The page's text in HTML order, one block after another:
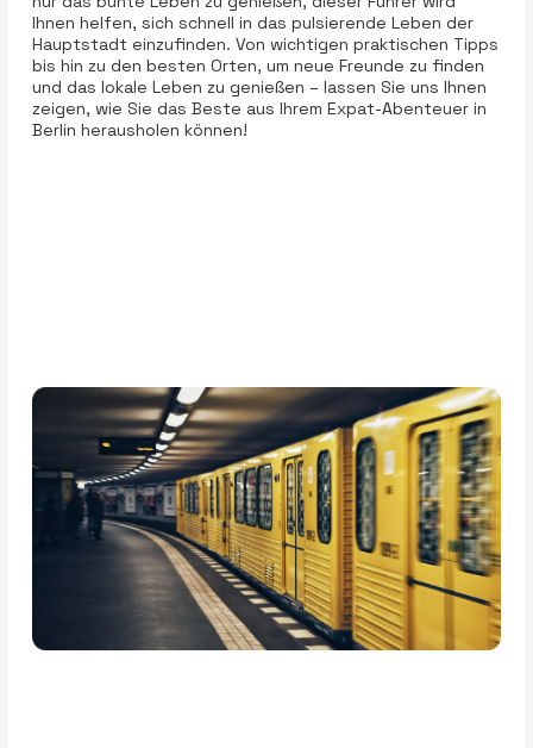
Ihnen helfen, sich schnell in das pulsierende Leben der
Hauptstadt einzufinden. Von wichtigen praktischen Tipps
bis hin zu den besten Orten, um neue Freunde zu finden
und das lokale Leben zu genießen – lassen Sie uns Ihnen
zeigen, wie Sie das Beste aus Ihrem Expat-Abenteuer in
Berlin herausholen können!